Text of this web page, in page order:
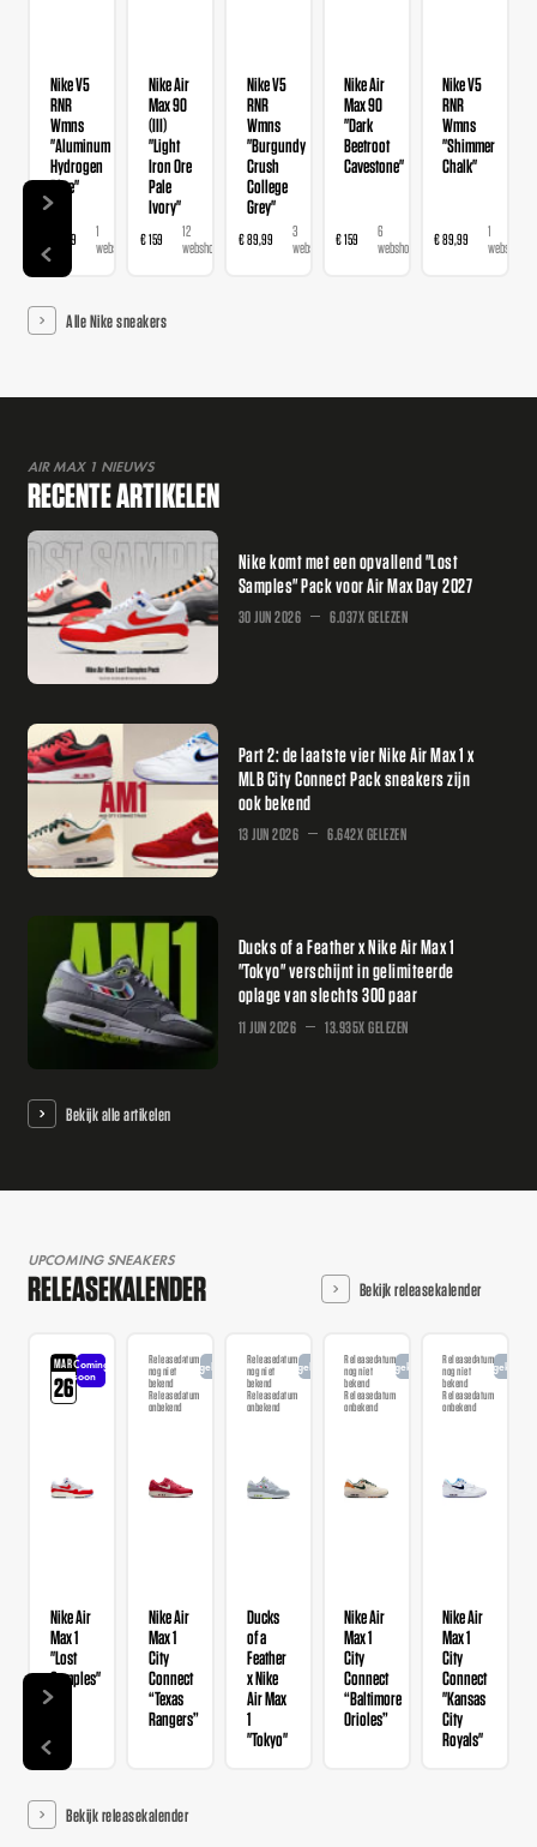
Nike V5
RNR
Wmns
"Aluminum
Hydrogen
Blue"
€ 89,99
1
webshop
Nike Air
Max 90
(III)
"Light
Iron Ore
Pale
Ivory"
€ 159
12
webshops
Nike V5
RNR
Wmns
"Burgundy
Crush
College
Grey"
€ 89,99
3
webshops
Nike Air
Max 90
"Dark
Beetroot
Cavestone"
€ 159
6
webshops
Nike V5
RNR
Wmns
"Shimmer
Chalk"
€ 89,99
1
webshop
Alle Nike sneakers
AIR MAX 1 NIEUWS
RECENTE ARTIKELEN
Nike komt met een opvallend "Lost
Samples" Pack voor Air Max Day 2027
30 JUN 2026 6.037X GELEZEN
Part 2: de laatste vier Nike Air Max 1 x
MLB City Connect Pack sneakers zijn
ook bekend
13 JUN 2026 6.642X GELEZEN
Ducks of a Feather x Nike Air Max 1
"Tokyo" verschijnt in gelimiteerde
oplage van slechts 300 paar
11 JUN 2026 13.935X GELEZEN
Bekijk alle artikelen
UPCOMING SNEAKERS
RELEASEKALENDER Bekijk releasekalender
MAR
26
Coming
soon
Nike Air
Max 1
"Lost
Samples"
Releasedatum
nog niet
bekend
Releasedatum
onbekend
Aangekondigd
Nike Air
Max 1
City
Connect
“Texas
Rangers”
Releasedatum
nog niet
bekend
Releasedatum
onbekend
Aangekondigd
Ducks
of a
Feather
x Nike
Air Max
1
"Tokyo"
Releasedatum
nog niet
bekend
Releasedatum
onbekend
Aangekondigd
Nike Air
Max 1
City
Connect
“Baltimore
Orioles”
Releasedatum
nog niet
bekend
Releasedatum
onbekend
Nike Air
Max 1
City
Connect
"Kansas
City
Royals"
Bekijk releasekalender